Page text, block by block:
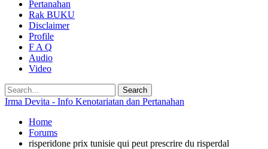
Pertanahan
Rak BUKU
Disclaimer
Profile
F A Q
Audio
Video
Irma Devita - Info Kenotariatan dan Pertanahan
Home
Forums
risperidone prix tunisie qui peut prescrire du risperdal